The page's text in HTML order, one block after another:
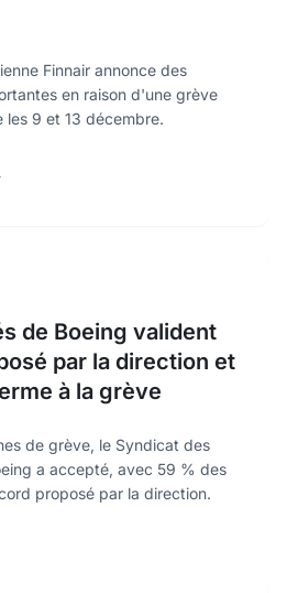
Finnair annonce des
en raison d'une grève
les 9 et 13 décembre.
de Boeing valident
par la direction et
à la grève
de grève, le Syndicat des
a accepté, avec 59 % des
proposé par la direction.